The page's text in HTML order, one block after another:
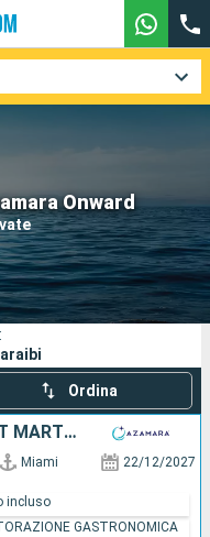
Onward
Compagnie
Ordina
BAHAMAS, VIRGIN GORDA, SAINT MARTIN, MARTINICA, SANTA LUCIA, BARBADOS, PORTORICO, STATI UNITI
Miami 22/12/2027
incluso
GASTRONOMICA